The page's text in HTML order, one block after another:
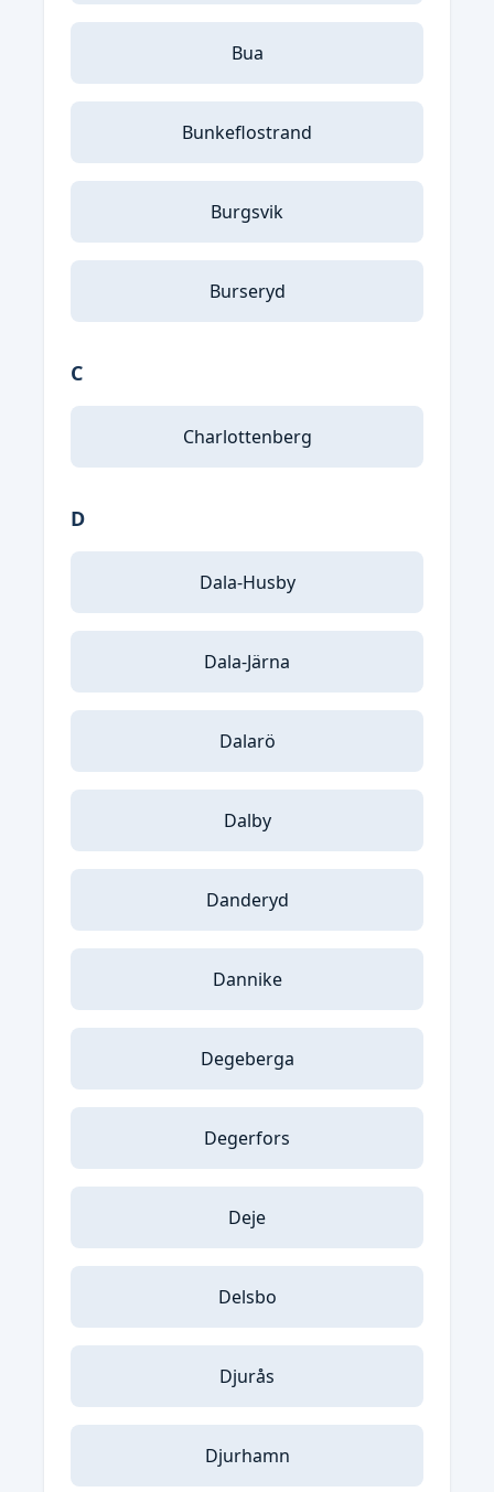
Bua
Bunkeflostrand
Burgsvik
Burseryd
C
Charlottenberg
D
Dala-Husby
Dala-Järna
Dalarö
Dalby
Danderyd
Dannike
Degeberga
Degerfors
Deje
Delsbo
Djurås
Djurhamn